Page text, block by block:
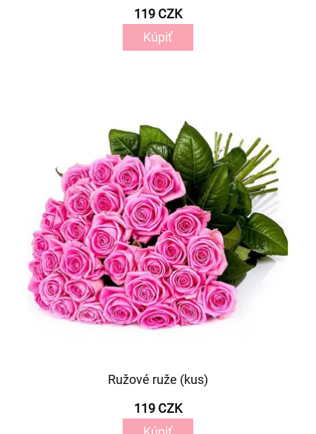
119 CZK
Kúpiť
Ružové ruže (kus)
119 CZK